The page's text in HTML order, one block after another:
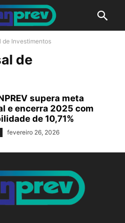
de Investimentos
de
supera meta
e encerra 2025 com
de 10,71%
fevereiro 26, 2026